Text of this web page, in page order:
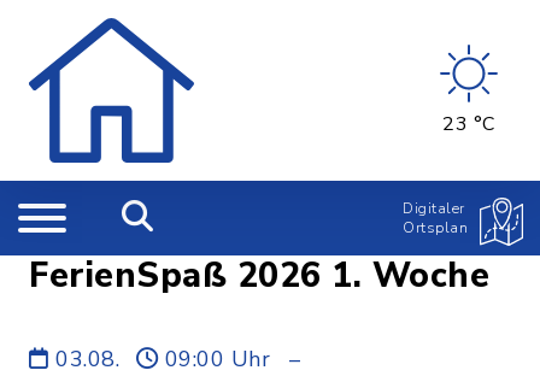
23 °C
Digitaler
Ortsplan
FerienSpaß 2026 1. Woche
03.08. 09:00 Uhr
–